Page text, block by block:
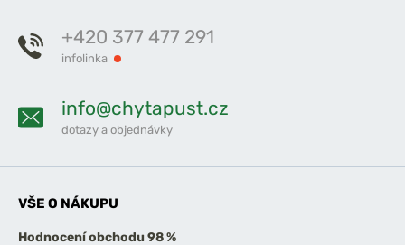
+420 377 477 291
infolinka
info@chytapust.cz
dotazy a objednávky
VŠE O NÁKUPU
Hodnocení obchodu 98 %